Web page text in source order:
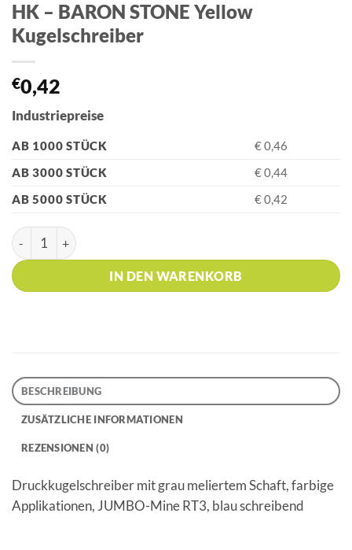
HK – BARON STONE Yellow
Kugelschreiber
€0,42
Industriepreise
AB 1000 STÜCK
€ 0,46
AB 3000 STÜCK
€ 0,44
AB 5000 STÜCK
€ 0,42
HK - BARON STONE Yellow Kugelschreiber Menge
IN DEN WARENKORB
BESCHREIBUNG
ZUSÄTZLICHE INFORMATIONEN
REZENSIONEN (0)
Druckkugelschreiber mit grau meliertem Schaft, farbige
Applikationen, JUMBO-Mine RT3, blau schreibend